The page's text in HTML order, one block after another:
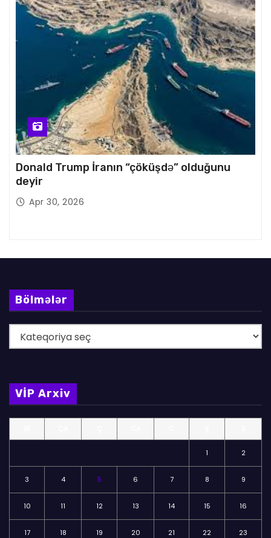
Donald Trump İranın “çöküşdə” olduğunu
deyir
Apr 30, 2026
Bölmələr
ö
m
l
VİP Arxiv
1 2
3 4 5 6 7 8 9
10 11 12 13 14 15 16
17 18 19 20 21 22 23